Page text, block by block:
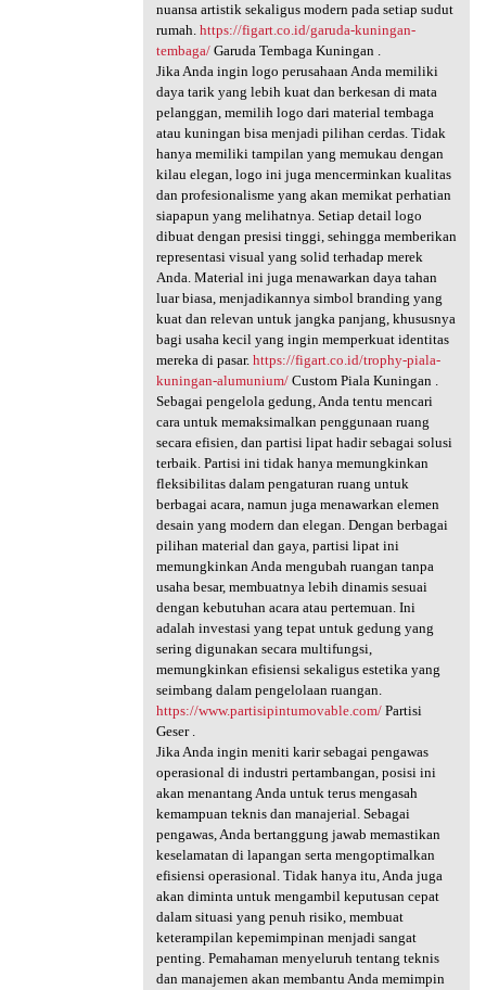
nuansa artistik sekaligus modern pada setiap sudut
rumah. https://figart.co.id/garuda-kuningan-
tembaga/Garuda Tembaga Kuningan .
Jika Anda ingin logo perusahaan Anda memiliki
daya tarik yang lebih kuat dan berkesan di mata
pelanggan, memilih logo dari material tembaga
atau kuningan bisa menjadi pilihan cerdas. Tidak
hanya memiliki tampilan yang memukau dengan
kilau elegan, logo ini juga mencerminkan kualitas
dan profesionalisme yang akan memikat perhatian
siapapun yang melihatnya. Setiap detail logo
dibuat dengan presisi tinggi, sehingga memberikan
representasi visual yang solid terhadap merek
Anda. Material ini juga menawarkan daya tahan
luar biasa, menjadikannya simbol branding yang
kuat dan relevan untuk jangka panjang, khususnya
bagi usaha kecil yang ingin memperkuat identitas
mereka di pasar. https://figart.co.id/trophy-piala-
kuningan-alumunium/Custom Piala Kuningan .
Sebagai pengelola gedung, Anda tentu mencari
cara untuk memaksimalkan penggunaan ruang
secara efisien, dan partisi lipat hadir sebagai solusi
terbaik. Partisi ini tidak hanya memungkinkan
fleksibilitas dalam pengaturan ruang untuk
berbagai acara, namun juga menawarkan elemen
desain yang modern dan elegan. Dengan berbagai
pilihan material dan gaya, partisi lipat ini
memungkinkan Anda mengubah ruangan tanpa
usaha besar, membuatnya lebih dinamis sesuai
dengan kebutuhan acara atau pertemuan. Ini
adalah investasi yang tepat untuk gedung yang
sering digunakan secara multifungsi,
memungkinkan efisiensi sekaligus estetika yang
seimbang dalam pengelolaan ruangan.
https://www.partisipintumovable.com/Partisi
Geser .
Jika Anda ingin meniti karir sebagai pengawas
operasional di industri pertambangan, posisi ini
akan menantang Anda untuk terus mengasah
kemampuan teknis dan manajerial. Sebagai
pengawas, Anda bertanggung jawab memastikan
keselamatan di lapangan serta mengoptimalkan
efisiensi operasional. Tidak hanya itu, Anda juga
akan diminta untuk mengambil keputusan cepat
dalam situasi yang penuh risiko, membuat
keterampilan kepemimpinan menjadi sangat
penting. Pemahaman menyeluruh tentang teknis
dan manajemen akan membantu Anda memimpin